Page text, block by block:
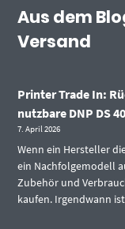
Aus dem
Versand
Printer Trade In:
nutzbare DNP DS
7. April 2026
Wenn ein Hersteller
ein Nachfolgemodell
Zubehör und
kaufen. Irgendwann